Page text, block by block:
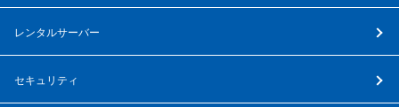
レンタルサーバー
セキュリティ